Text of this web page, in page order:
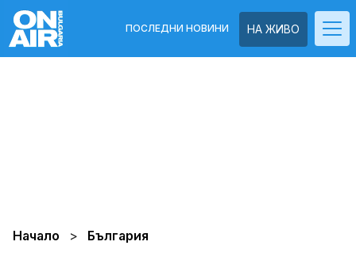
НА ЖИВО
ПОСЛЕДНИ НОВИНИ
Начало България